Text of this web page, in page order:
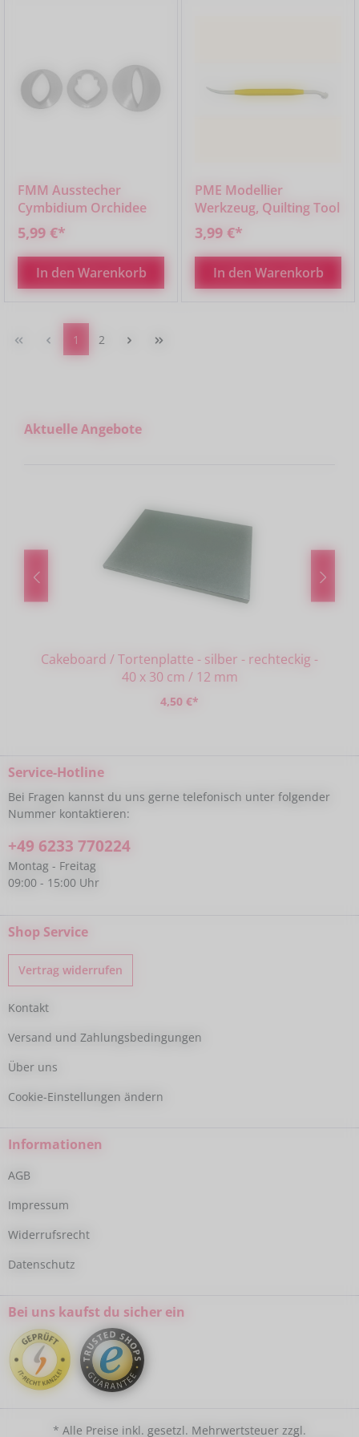
FMM Ausstecher
Cymbidium Orchidee
5,99 €*
In den Warenkorb
PME Modellier
Werkzeug, Quilting Tool
3,99 €*
In den Warenkorb
Seite
1 Seite
2
Produktgalerie überspringen
Aktuelle Angebote
Cakeboard / Tortenplatte - silber - rechteckig -
40 x 30 cm / 12 mm
4,50 €*
Service-Hotline
Bei Fragen kannst du uns gerne telefonisch unter folgender
Nummer kontaktieren:
+49 6233 770224
Montag - Freitag
09:00 - 15:00 Uhr
Shop Service
Vertrag widerrufen
Kontakt
Versand und Zahlungsbedingungen
Über uns
Cookie-Einstellungen ändern
Informationen
AGB
Impressum
Widerrufsrecht
Datenschutz
Bei uns kaufst du sicher ein
* Alle Preise inkl. gesetzl. Mehrwertsteuer zzgl.